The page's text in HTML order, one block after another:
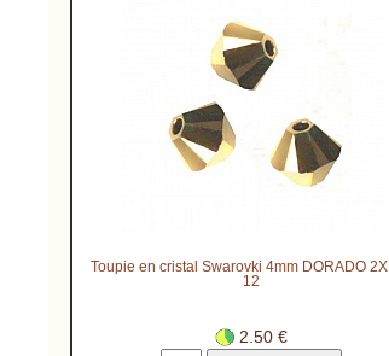
Toupie en cristal Swarovki 4mm DORADO
12
2.50 €